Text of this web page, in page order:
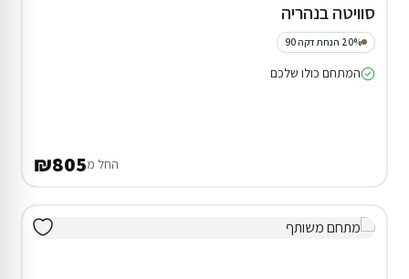
סוויטה בנהריה
20% הנחת דקה 90
המתחם כולו שלכם
החל מ₪805